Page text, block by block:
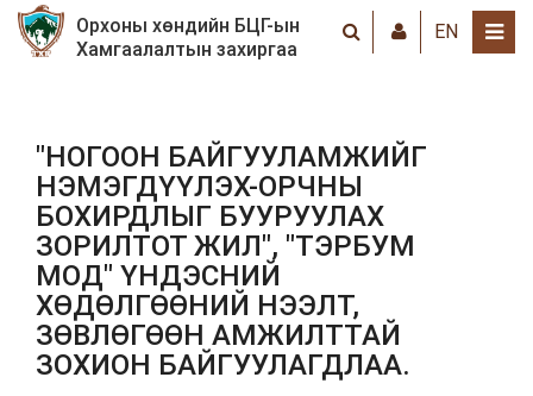
Орхоны хөндийн БЦГ-ын
Хамгаалалтын захиргаа
EN
"НОГООН БАЙГУУЛАМЖИЙГ
НЭМЭГДҮҮЛЭХ-ОРЧНЫ
БОХИРДЛЫГ БУУРУУЛАХ
ЗОРИЛТОТ ЖИЛ", "ТЭРБУМ
МОД" ҮНДЭСНИЙ
ХӨДӨЛГӨӨНИЙ НЭЭЛТ,
ЗӨВЛӨГӨӨН АМЖИЛТТАЙ
ЗОХИОН БАЙГУУЛАГДЛАА.